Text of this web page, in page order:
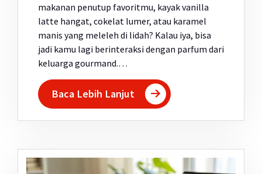
makanan penutup favoritmu, kayak vanilla
latte hangat, cokelat lumer, atau karamel
manis yang meleleh di lidah? Kalau iya, bisa
jadi kamu lagi berinteraksi dengan parfum dari
keluarga gourmand.…
Baca Lebih Lanjut